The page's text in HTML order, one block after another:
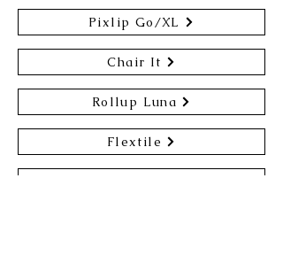
Pixlip Go/XL
Chair It
Rollup Luna
Flextile